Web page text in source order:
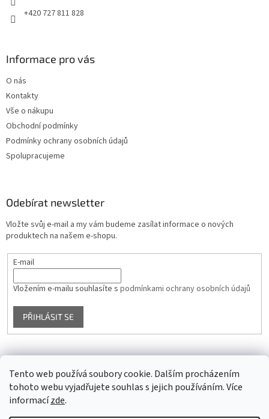
Tento web používá soubory cookie. Dalším procházením
tohoto webu vyjadřujete souhlas s jejich používáním. Více
informacízde.
+420 727 811 828
Informace pro vás
O nás
Kontakty
Vše o nákupu
Obchodní podmínky
Podmínky ochrany osobních údajů
Spolupracujeme
Odebírat newsletter
Vložte svůj e-mail a my vám budeme zasílat informace o nových
produktech na našem e-shopu.
E-mail
Vložením e-mailu souhlasíte s podmínkami ochrany osobních údajů
PŘIHLÁSIT SE
Facebook